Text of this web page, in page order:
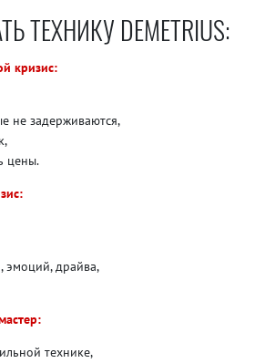
ТЕХНИКУ DEMETRIUS:
кризис:
не задерживаются,
цены.
эмоций, драйва,
технике,